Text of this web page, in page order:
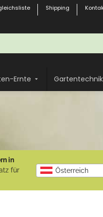
Shipping
Ernte Gartentechnik
in
für
Österreich